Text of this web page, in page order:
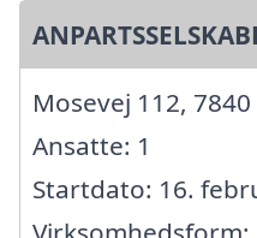
Mosevej 112,
Ansatte: 1
Startdato: 16.